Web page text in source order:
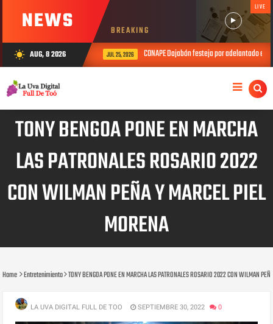
NEWS BREAKING
LIVE
wb_sunny AUG, 8 2026 JUL 25, 2026 CONAPE Dajabón festeja por adelantado el Día
TONY BENGOA PONE EN MARCHA
LAS PATRONALES ROSARIO 2022
CON WILMAN PEÑA Y MARCEL PIEL
MORENA
Home Entretenimiento TONY BENGOA PONE EN MARCHA LAS PATRONALES ROSARIO 2022 CON WILMAN
LA UVA DIGITAL FULL DE TOO SEPTIEMBRE 30, 2022 0